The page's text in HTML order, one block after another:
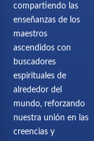
compartiendo las
enseñanzas de los
maestros
ascendidos con
buscadores
espirituales de
alrededor del
mundo, reforzando
nuestra unión en las
creencias y